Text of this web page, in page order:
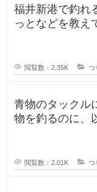
福井新港で釣れ
っとなどを教え
閲覧数：2.35K つ
青物のタックルについ
物を釣るのに、
閲覧数：2.01K つ